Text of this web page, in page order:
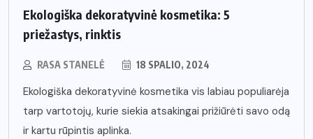
Ekologiška dekoratyvinė kosmetika: 5
priežastys, rinktis
RASA STANELĖ 18 SPALIO, 2024
Ekologiška dekoratyvinė kosmetika vis labiau populiarėja
tarp vartotojų, kurie siekia atsakingai prižiūrėti savo odą
ir kartu rūpintis aplinka.